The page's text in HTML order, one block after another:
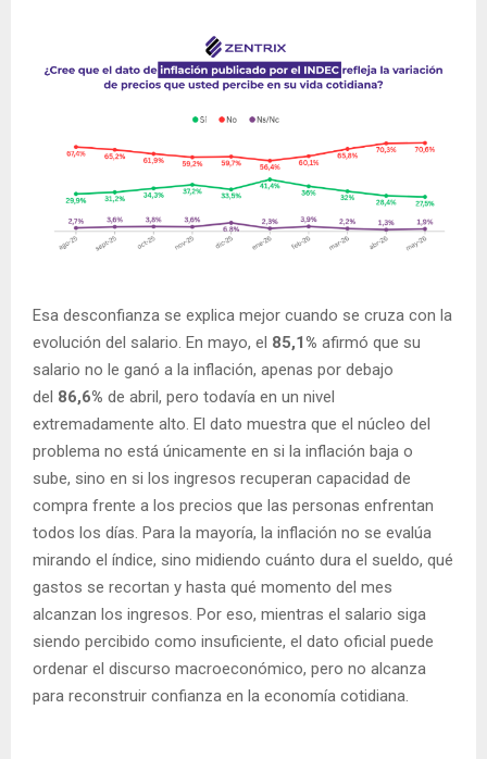
Esa desconfianza se explica mejor cuando se cruza con la
evolución del salario. En mayo, el 85,1% afirmó que su
salario no le ganó a la inflación, apenas por debajo
del 86,6% de abril, pero todavía en un nivel
extremadamente alto. El dato muestra que el núcleo del
problema no está únicamente en si la inflación baja o
sube, sino en si los ingresos recuperan capacidad de
compra frente a los precios que las personas enfrentan
todos los días. Para la mayoría, la inflación no se evalúa
mirando el índice, sino midiendo cuánto dura el sueldo, qué
gastos se recortan y hasta qué momento del mes
alcanzan los ingresos. Por eso, mientras el salario siga
siendo percibido como insuficiente, el dato oficial puede
ordenar el discurso macroeconómico, pero no alcanza
para reconstruir confianza en la economía cotidiana.